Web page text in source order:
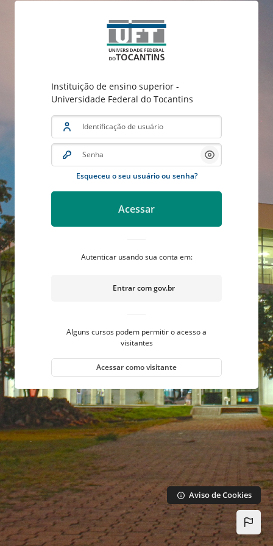
Ir para o conteúdo principal
Instituição de ensino superior -
Universidade Federal do Tocantins
Identificação de usuário
Senha
Mostrar/
Esqueceu o seu usuário ou senha?
Acessar
Autenticar usando sua conta em:
Entrar com gov.br
Alguns cursos podem permitir o acesso a
visitantes
Acessar como visitante
Aviso de Cookies